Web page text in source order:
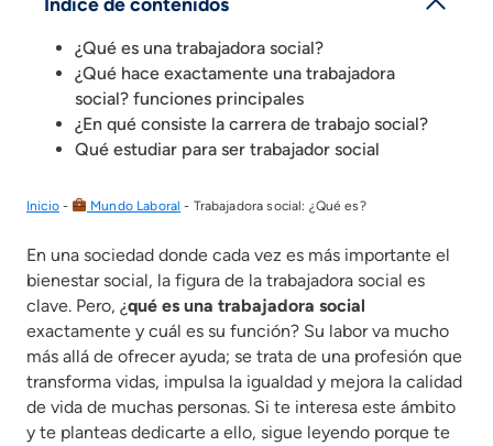
¿Qué es una trabajadora social?
¿Qué hace exactamente una trabajadora
social? funciones principales
¿En qué consiste la carrera de trabajo social?
Qué estudiar para ser trabajador social
Inicio- Mundo Laboral - Trabajadora social: ¿Qué es?
En una sociedad donde cada vez es más importante el
bienestar social, la figura de la trabajadora social es
clave. Pero, ¿qué es una trabajadora social
exactamente y cuál es su función? Su labor va mucho
más allá de ofrecer ayuda; se trata de una profesión que
transforma vidas, impulsa la igualdad y mejora la calidad
de vida de muchas personas. Si te interesa este ámbito
y te planteas dedicarte a ello, sigue leyendo porque te